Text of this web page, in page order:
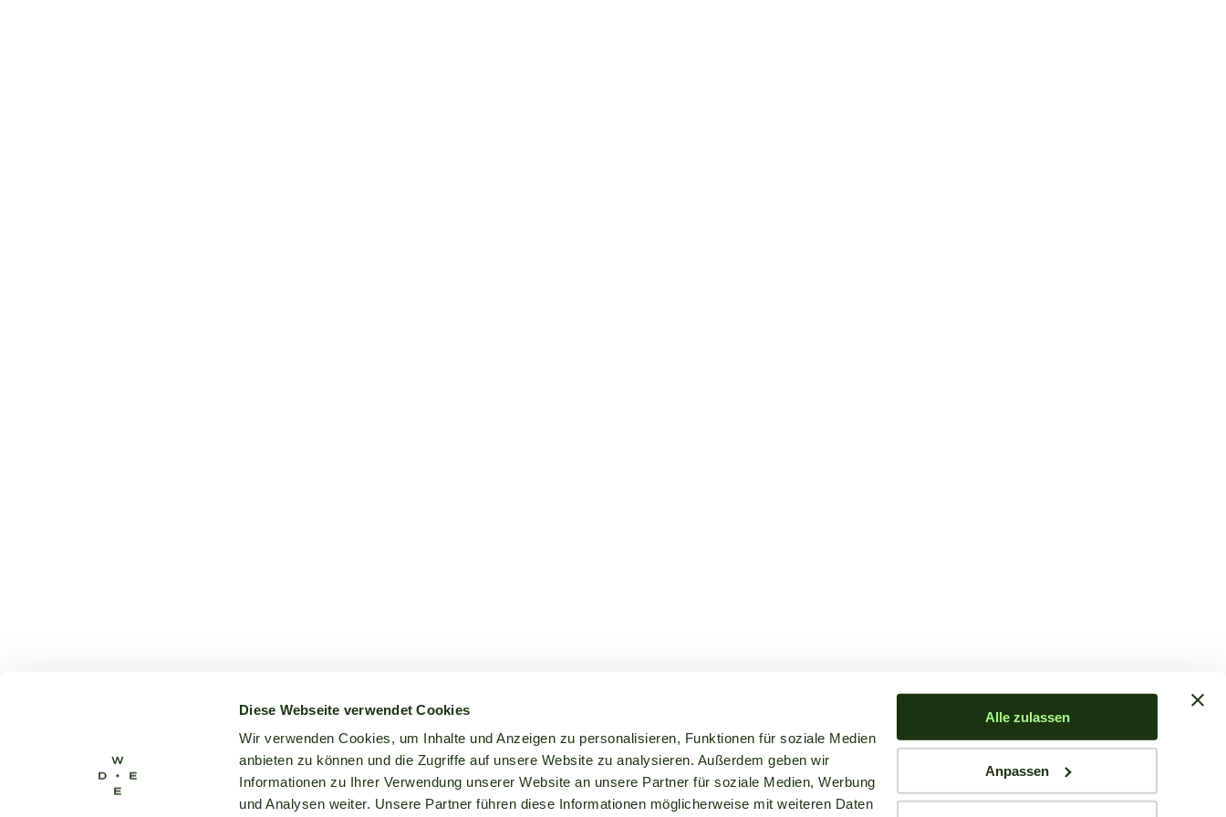
Diese Webseite verwendet Cookies
Wir verwenden Cookies, um Inhalte und Anzeigen zu personalisieren, Funktionen für soziale Medien
anbieten zu können und die Zugriffe auf unsere Website zu analysieren. Außerdem geben wir
Informationen zu Ihrer Verwendung unserer Website an unsere Partner für soziale Medien, Werbung
und Analysen weiter. Unsere Partner führen diese Informationen möglicherweise mit weiteren Daten
Alle zulassen
Anpassen